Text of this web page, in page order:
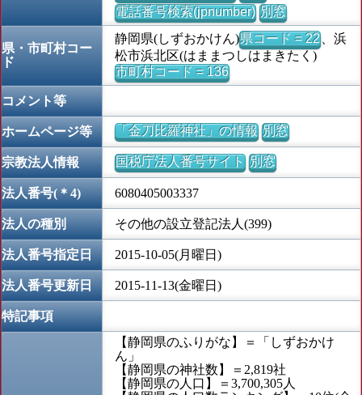
電話番号検索(jpnumber) 別窓
県・市町村コー
ド
静岡県(しずおかけん)県コード = 22、浜
松市浜北区(はままつしはまきたく)
市町村コード = 136
コメント等
ホームページ等 「金刀比羅神社」の情報 別窓
宗教法人情報 国税庁法人番号サイト 別窓
法人番号(＊4) 6080405003337
法人の種別 その他の設立登記法人(399)
法人番号指定日 2015-10-05(月曜日)
法人番号更新日 2015-11-13(金曜日)
特記事項
【静岡県のふりがな】＝「しずおかけ
ん」
【静岡県の神社数】＝2,819社
【静岡県の人口】＝3,700,305人